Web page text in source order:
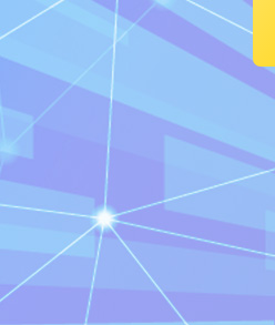
ト企業様向けページ
向けコンテンツの閲覧にはログ
とパスワードをお忘れの場合は
い。